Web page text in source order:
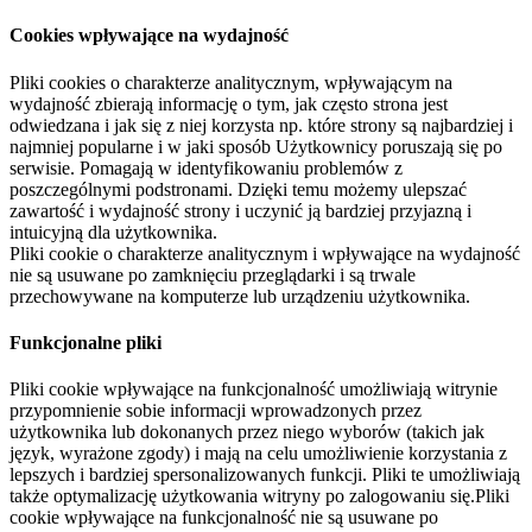
Cookies wpływające na wydajność
Pliki cookies o charakterze analitycznym, wpływającym na
wydajność zbierają informację o tym, jak często strona jest
odwiedzana i jak się z niej korzysta np. które strony są najbardziej i
najmniej popularne i w jaki sposób Użytkownicy poruszają się po
serwisie. Pomagają w identyfikowaniu problemów z
poszczególnymi podstronami. Dzięki temu możemy ulepszać
zawartość i wydajność strony i uczynić ją bardziej przyjazną i
intuicyjną dla użytkownika.
Pliki cookie o charakterze analitycznym i wpływające na wydajność
nie są usuwane po zamknięciu przeglądarki i są trwale
przechowywane na komputerze lub urządzeniu użytkownika.
Funkcjonalne pliki
Pliki cookie wpływające na funkcjonalność umożliwiają witrynie
przypomnienie sobie informacji wprowadzonych przez
użytkownika lub dokonanych przez niego wyborów (takich jak
język, wyrażone zgody) i mają na celu umożliwienie korzystania z
lepszych i bardziej spersonalizowanych funkcji. Pliki te umożliwiają
także optymalizację użytkowania witryny po zalogowaniu się.Pliki
cookie wpływające na funkcjonalność nie są usuwane po